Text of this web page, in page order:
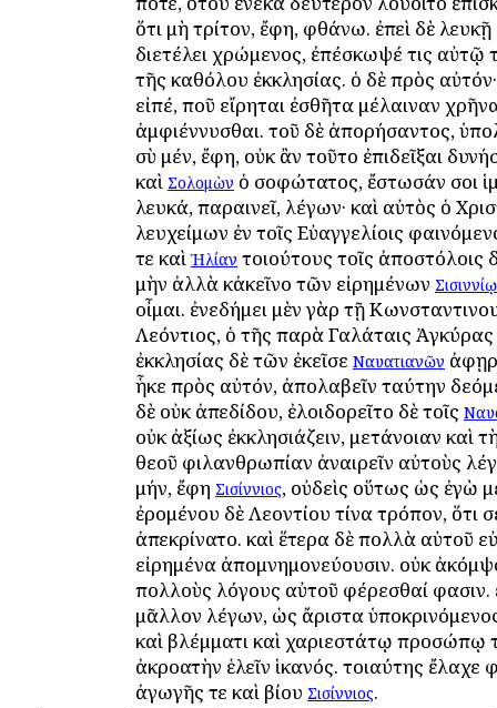
ὅτι μὴ τρίτον, ἔφη, φθάνω. ἐπεὶ δὲ λευκῇ
διετέλει χρώμενος, ἐπέσκωψέ τις αὐτῷ
τῆς καθόλου ἐκκλησίας. ὁ δὲ πρὸς
εἰπέ, ποῦ εἴρηται ἐσθῆτα μέλαιναν
ἀμφιέννυσθαι. τοῦ δὲ ἀπορήσαντος,
σὺ μέν, ἔφη, οὐκ ἂν τοῦτο ἐπιδεῖξαι
καὶ Σολομὼν ὁ σοφώτατος, ἔστωσάν σοι
λευκά, παραινεῖ, λέγων· καὶ αὐτὸς ὁ
λευχείμων ἐν τοῖς Εὐαγγελίοις
τε καὶ Ἠλίαν τοιούτους τοῖς ἀποστόλοις
μὴν ἀλλὰ κἀκεῖνο τῶν εἰρημένων Σισιννίῳ
οἶμαι. ἐνεδήμει μὲν γὰρ τῇ
Λεόντιος, ὁ τῆς παρὰ Γαλάταις Ἀγκύρας
ἐκκλησίας δὲ τῶν ἐκεῖσε Ναυατιανῶν
ἧκε πρὸς αὐτόν, ἀπολαβεῖν ταύτην
δὲ οὐκ ἀπεδίδου, ἐλοιδορεῖτο δὲ τοῖς
οὐκ ἀξίως ἐκκλησιάζειν, μετάνοιαν καὶ
θεοῦ φιλανθρωπίαν ἀναιρεῖν αὐτοὺς
μήν, ἔφη Σισίννιος, οὐδεὶς οὕτως ὡς ἐγὼ
ἐρομένου δὲ Λεοντίου τίνα τρόπον, ὅτι
ἀπεκρίνατο. καὶ ἕτερα δὲ πολλὰ αὐτοῦ
εἰρημένα ἀπομνημονεύουσιν. οὐκ
πολλοὺς λόγους αὐτοῦ φέρεσθαί φασιν.
μᾶλλον λέγων, ὡς ἄριστα
καὶ βλέμματι καὶ χαριεστάτῳ προσώπῳ
ἀκροατὴν ἑλεῖν ἱκανός. τοιαύτης ἔλαχε
ἀγωγῆς τε καὶ βίου Σισίννιος.